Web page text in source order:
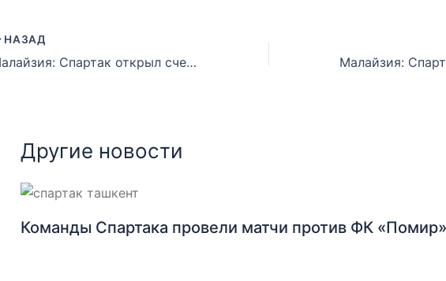
НАЗАД
Малайзия: Спартак открыл счет своим голам
Другие новости
Команды Спартака провели матчи против ФК